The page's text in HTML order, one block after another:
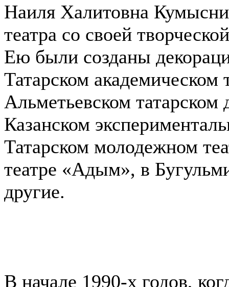
Наиля Халитовна
театра со своей
Ею были созданы
Татарском
Альметьевском татарском
Казанском
Татарском молодежном
театре «Адым», в
другие.
В начале 1990-х годов,